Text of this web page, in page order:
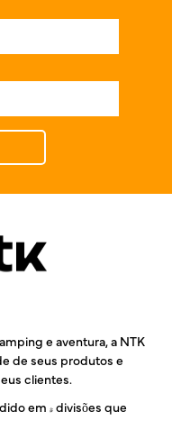
e aventura, a NTK
de seus produtos e
clientes.
em 4 divisões que